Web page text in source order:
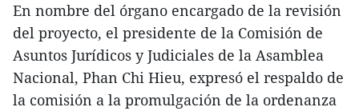
En nombre del órgano encargado de la revisión
del proyecto, el presidente de la Comisión de
Asuntos Jurídicos y Judiciales de la Asamblea
Nacional, Phan Chi Hieu, expresó el respaldo de
la comisión a la promulgación de la ordenanza